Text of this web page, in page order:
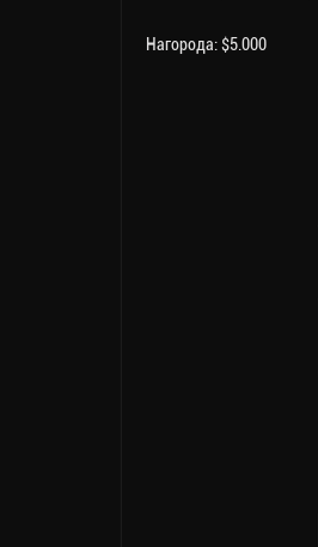
Нагорода: $5.000